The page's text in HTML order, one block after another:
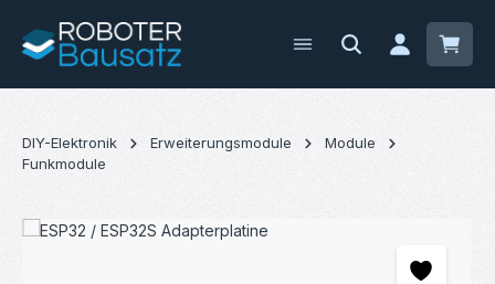
Zum Hauptinhalt springen
DIY-Elektronik Erweiterungsmodule
Module
Funkmodule
Bildergalerie überspringen